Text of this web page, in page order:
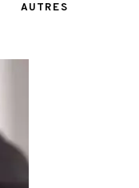
AUTRES